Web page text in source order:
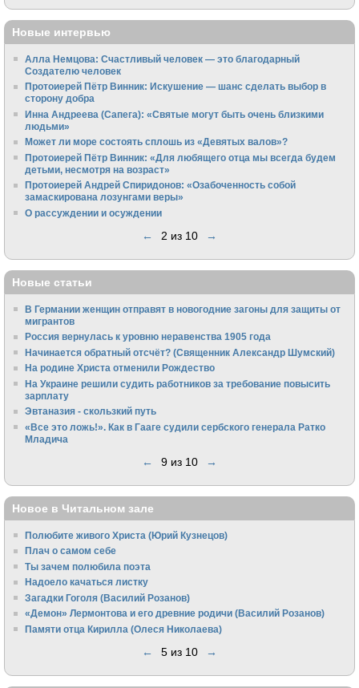
Новые интервью
Алла Немцова: Счастливый человек — это благодарный
Создателю человек
Протоиерей Пётр Винник: Искушение — шанс сделать выбор в
сторону добра
Инна Андреева (Сапега): «Святые могут быть очень близкими
людьми»
Может ли море состоять сплошь из «Девятых валов»?
Протоиерей Пётр Винник: «Для любящего отца мы всегда будем
детьми, несмотря на возраст»
Протоиерей Андрей Спиридонов: «Озабоченность собой
замаскирована лозунгами веры»
О рассуждении и осуждении
← 2 из 10 →
Новые статьи
В Германии женщин отправят в новогодние загоны для защиты от
мигрантов
Россия вернулась к уровню неравенства 1905 года
Начинается обратный отсчёт? (Священник Александр Шумский)
На родине Христа отменили Рождество
На Украине решили судить работников за требование повысить
зарплату
Эвтаназия - скользкий путь
«Все это ложь!». Как в Гааге судили сербского генерала Ратко
Младича
← 9 из 10 →
Новое в Читальном зале
Полюбите живого Христа (Юрий Кузнецов)
Плач о самом себе
Ты зачем полюбила поэта
Надоело качаться листку
Загадки Гоголя (Василий Розанов)
«Демон» Лермонтова и его древние родичи (Василий Розанов)
Памяти отца Кирилла (Олеся Николаева)
← 5 из 10 →